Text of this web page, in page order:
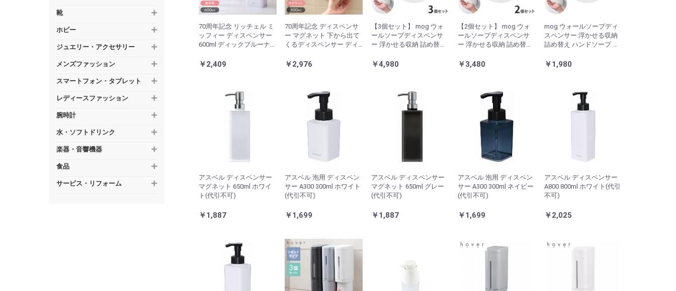
靴
ホビー
ジュエリー・アクセサリー
メンズファッション
スマートフォン・タブレット
レディースファッション
腕時計
水・ソフトドリンク
楽器・音響機器
食品
サービス・リフォーム
70周年記念 リッチェル ミ
ッフィー ディスペンサー
600ml ディックブルーナ
リス グランティ 手動 壁掛
￥2,409
70周年記念 ディスペンサ
ー マグネット 下から出て
くるディスペンサー ディ
ブルーナ 液体 ソープディ
め替え プッシュ
￥2,976
【3個セット】 mog ウォ
ールソープディスペンサ
ー 浮かせる収納 詰め替え
洗剤 ボトル 吸盤 壁面 簡単
￥4,980
【2個セット】 mog ウォ
ールソープディスペンサ
ー 浮かせる収納 詰め替え
洗剤 ボトル 吸盤 壁面 簡単
￥3,480
mog ウォールソープディ
スペンサー 浮かせる収納
詰め替え ハンドソープ シ
壁面 簡単取付 大容量 詰め
￥1,980
アスベル ディスペンサー
マグネット 650ml ホワイ
ト(代引不可)
￥1,887
アスベル 泡用 ディスペン
サー A300 300ml ホワイト
(代引不可)
￥1,699
アスベル ディスペンサー
マグネット 650ml グレー
(代引不可)
￥1,887
アスベル 泡用 ディスペン
サー A300 300ml ネイビー
(代引不可)
￥1,699
アスベル ディスペンサー
A800 800ml ホワイト(代引
不可)
￥2,025